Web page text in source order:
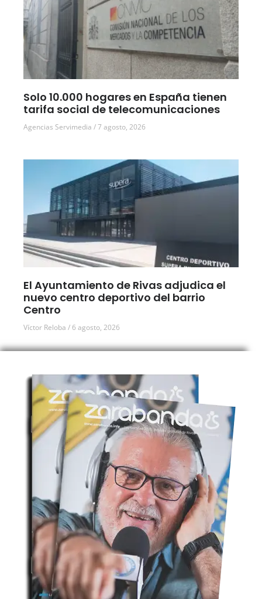
Solo 10.000 hogares en España tienen
tarifa social de telecomunicaciones
Agencias Servimedia 7 agosto, 2026
El Ayuntamiento de Rivas adjudica el
nuevo centro deportivo del barrio
Centro
Víctor Reloba 6 agosto, 2026